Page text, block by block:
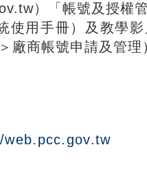
）「帳號及授權
使用手冊）及教學
廠商帳號申請及管理
web.pcc.gov.tw